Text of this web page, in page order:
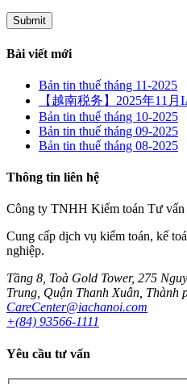
Bài viết mới
Bản tin thuế tháng 11-2025
【越南税务】2025年11
Bản tin thuế tháng 10-2025
Bản tin thuế tháng 09-2025
Bản tin thuế tháng 08-2025
Thông tin liên hệ
Công ty TNHH Kiểm toán Tư
Cung cấp dịch vụ kiểm toán, kế
nghiệp.
Tầng 8, Toà Gold Tower, 275
Trung, Quận Thanh Xuân, Thành
CareCenter@iachanoi.com
+(84) 93566-1111
Yêu cầu tư vấn